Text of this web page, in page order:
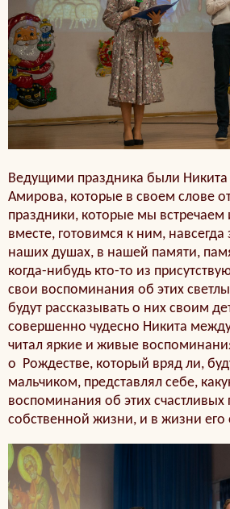
Ведущими праздника были
Амирова, которые в своем слове
праздники, которые мы встречаем
вместе, готовимся к ним, навсегда
наших душах, в нашей памяти,
когда-нибудь кто-то из
свои воспоминания об этих
будут рассказывать о них своим
совершенно чудесно Никита
читал яркие и живые
о Рождестве, который вряд ли,
мальчиком, представлял себе,
воспоминания об этих счастливых
собственной жизни, и в жизни его